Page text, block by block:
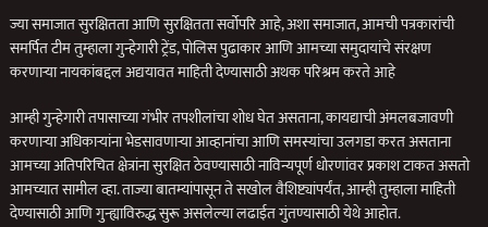
ज्या समाजात सुरक्षितता आणि सुरक्षितता सर्वोपरि आहे, अशा समाजात, आमची पत्रकारांची
समर्पित टीम तुम्हाला गुन्हेगारी ट्रेंड, पोलिस पुढाकार आणि आमच्या समुदायांचे संरक्षण
करणार्‍या नायकांबद्दल अद्ययावत माहिती देण्यासाठी अथक परिश्रम करते आहे
आम्ही गुन्हेगारी तपासाच्या गंभीर तपशीलांचा शोध घेत असताना, कायद्याची अंमलबजावणी
करणार्‍या अधिकार्‍यांना भेडसावणार्‍या आव्हानांचा आणि समस्यांचा उलगडा करत असताना
आमच्या अतिपरिचित क्षेत्रांना सुरक्षित ठेवण्यासाठी नाविन्यपूर्ण धोरणांवर प्रकाश टाकत असतो
आमच्यात सामील व्हा. ताज्या बातम्यांपासून ते सखोल वैशिष्ट्यांपर्यंत, आम्ही तुम्हाला माहिती
देण्यासाठी आणि गुन्ह्याविरुद्ध सुरू असलेल्या लढाईत गुंतण्यासाठी येथे आहोत.